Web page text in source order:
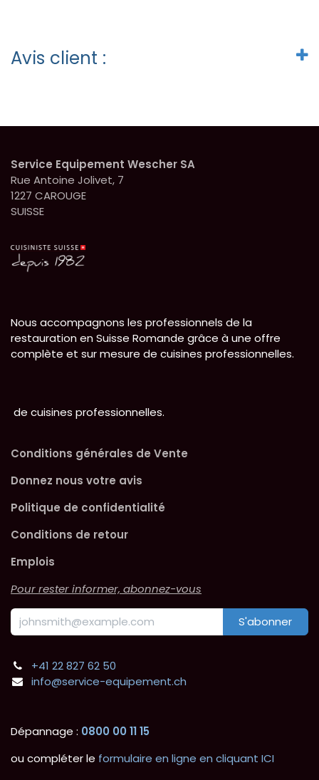
Avis client :
Service Equipement Wescher SA
Rue Antoine Jolivet, 7
1227 CAROUGE
SUISSE
Nous accompagnons les professionnels de la
restauration en Suisse Romande grâce à une offre
complète et sur mesure de cuisines professionnelles.
de cuisines professionnelles.
Conditions générales de Vente
Donnez nous votre avis
Politique de confidentialité
Conditions de retour
Emplois
Pour rester informer, abonnez-vous
S'abonner
+41 22 827 62 50
info@service-equipement.ch
Dépannage : 0800 00 11 15
ou compléter le formulaire en ligne en cliquant ICI